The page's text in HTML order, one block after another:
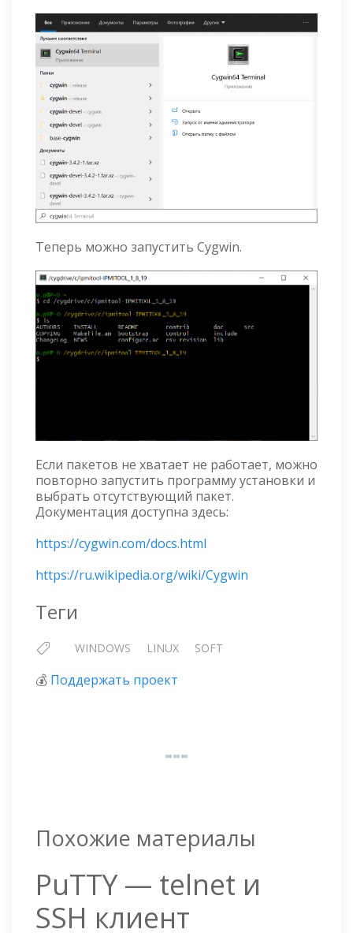
Теперь можно запустить Cygwin.
Если пакетов не хватает не работает, можно
повторно запустить программу установки и
выбрать отсутствующий пакет.
Документация доступна здесь:
https://cygwin.com/docs.html
https://ru.wikipedia.org/wiki/Cygwin
Теги
WINDOWS LINUX SOFT
💰 Поддержать проект
Похожие материалы
PuTTY — telnet и
SSH клиент